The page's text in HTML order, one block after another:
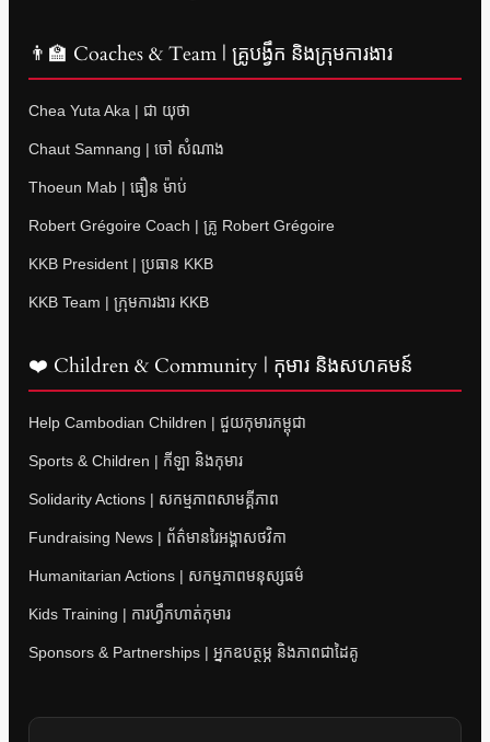
👨‍🏫 Coaches & Team | គ្រូបង្វឹក និងក្រុមការងារ
Chea Yuta Aka | ជា យុថា
Chaut Samnang | ចៅ សំណាង
Thoeun Mab | ធឿន ម៉ាប់
Robert Grégoire Coach | គ្រូ Robert Grégoire
KKB President | ប្រធាន KKB
KKB Team | ក្រុមការងារ KKB
❤️ Children & Community | កុមារ និងសហគមន៍
Help Cambodian Children | ជួយកុមារកម្ពុជា
Sports & Children | កីឡា និងកុមារ
Solidarity Actions | សកម្មភាពសាមគ្គីភាព
Fundraising News | ព័ត៌មានរៃអង្គាសថវិកា
Humanitarian Actions | សកម្មភាពមនុស្សធម៌
Kids Training | ការហ្វឹកហាត់កុមារ
Sponsors & Partnerships | អ្នកឧបត្ថម្ភ និងភាពជាដៃគូ